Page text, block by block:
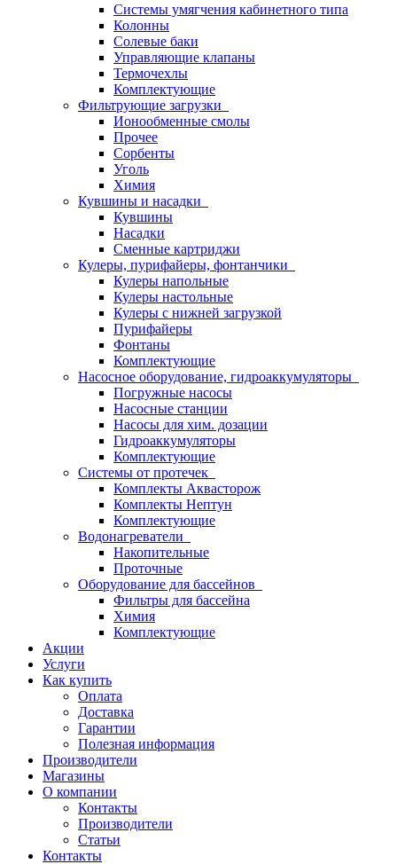
Системы умягчения кабинетного типа
Колонны
Солевые баки
Управляющие клапаны
Термочехлы
Комплектующие
Фильтрующие загрузки
Ионообменные смолы
Прочее
Сорбенты
Уголь
Химия
Кувшины и насадки
Кувшины
Насадки
Сменные картриджи
Кулеры, пурифайеры, фонтанчики
Кулеры напольные
Кулеры настольные
Кулеры с нижней загрузкой
Пурифайеры
Фонтаны
Комплектующие
Насосное оборудование, гидроаккумуляторы
Погружные насосы
Насосные станции
Насосы для хим. дозации
Гидроаккумуляторы
Комплектующие
Системы от протечек
Комплекты Аквасторож
Комплекты Нептун
Комплектующие
Водонагреватели
Накопительные
Проточные
Оборудование для бассейнов
Фильтры для бассейна
Химия
Комплектующие
Акции
Услуги
Как купить
Оплата
Доставка
Гарантии
Полезная информация
Производители
Магазины
О компании
Контакты
Производители
Статьи
Контакты